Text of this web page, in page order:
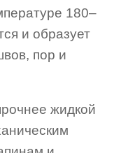
180–
и образует
пор и
жидкой